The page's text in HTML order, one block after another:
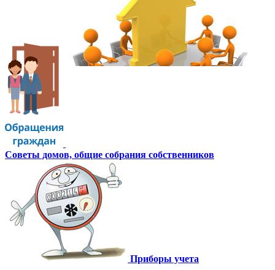
Советы домов, общие собрания собственников
Приборы учета